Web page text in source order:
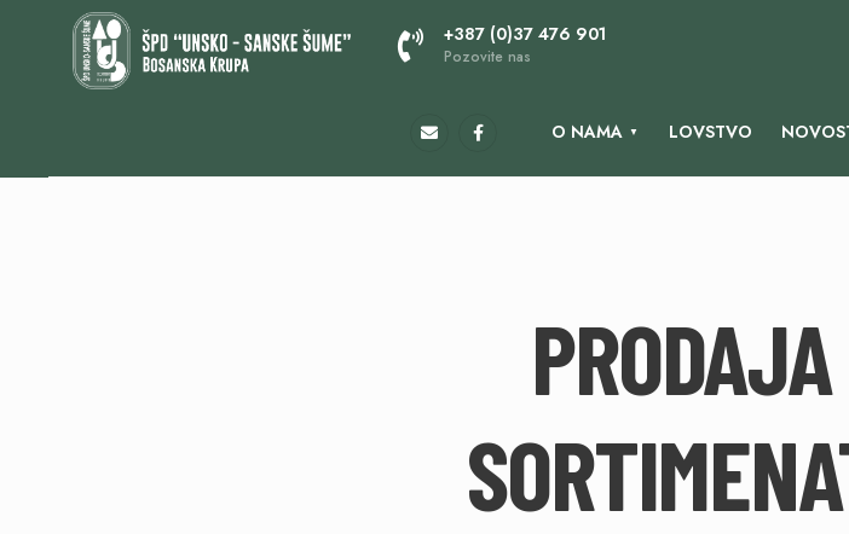
+387 (0)37 476 901
Pozovite nas
O NAMA LOVSTVO